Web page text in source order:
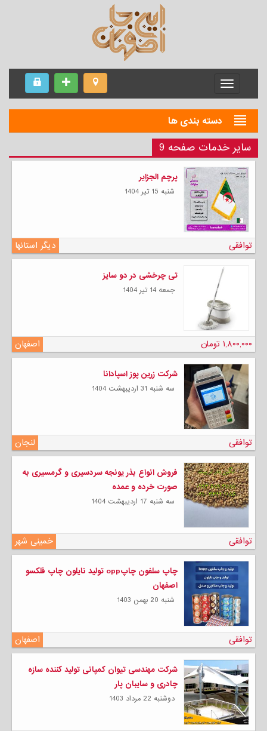
Menu
دسته بندی ها
سایر خدمات صفحه 9
پرچم الجزایر
شنبه 15 تیر 1404
دیگر استانها توافقی
تی چرخشی در دو سایز
جمعه 14 تیر 1404
اصفهان ۱,۸۰۰,۰۰۰ تومان
شرکت زرین پوز اسپادانا
سه شنبه 31 ارديبهشت 1404
لنجان توافقی
فروش انواع بذر یونجه سردسیری و گرمسیری به
صورت خرده و عمده
سه شنبه 17 ارديبهشت 1404
خمینی شهر توافقی
چاپ سلفون چاپopp تولید نایلون چاپ فلکسو
اصفهان
شنبه 20 بهمن 1403
اصفهان توافقی
شرکت مهندسی تیوان کمپانی تولید کننده سازه
چادری و سایبان پار
دوشنبه 22 مرداد 1403